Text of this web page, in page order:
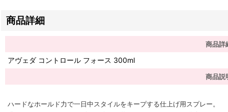
商品詳細
商品詳
アヴェダ コントロール フォース 300ml
商品説
ハードなホールド力で一日中スタイルをキープする仕上げ用スプレー。